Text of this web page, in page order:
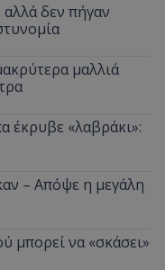
δεν πήγαν
μαλλιά
έκρυβε «λαβράκι»:
– Απόψε η μεγάλη
μπορεί να «σκάσει»